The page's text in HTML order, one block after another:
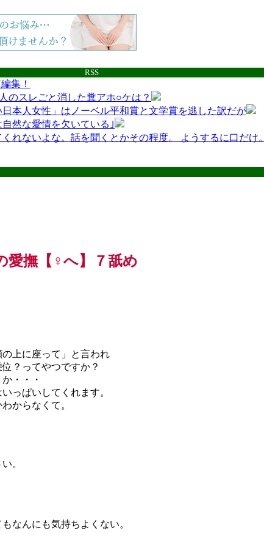
RSS
集！
のスレごと消した糞アホ○ケは？
本人女性」はノーベル平和賞と文学賞を逃した訳だが
然な愛情を欠いている｣
れないよな。話を聞くとかその程度。 ようするに口だけ。
愛撫【♀へ】７舐め
上に座って」と言われ
？ってやつですか？
・・・
っぱいしてくれます。
からなくて。
。
なんにも気持ちよくない。